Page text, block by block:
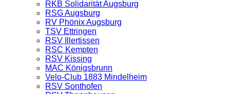
RKB Solidarität Augsburg
RSG Augsburg
RV Phönix Augsburg
TSV Ettringen
RSV Illertissen
RSC Kempten
RSV Kissing
MAC Königsbrunn
Velo-Club 1883 Mindelheim
RSV Sonthofen